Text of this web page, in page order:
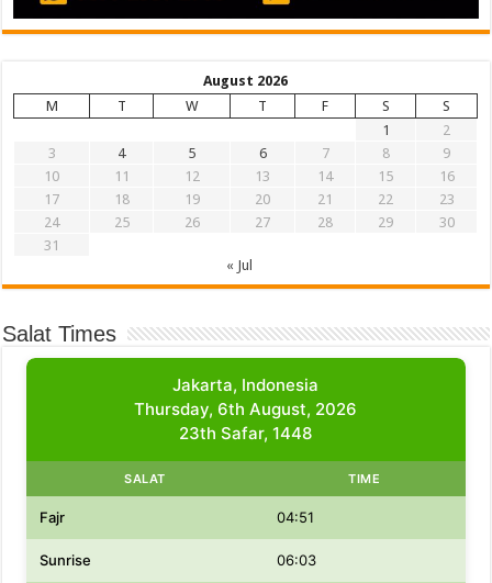
August 2026
M
T W T F S
S
1
2
3
4 5 6 7 8
9
10
11 12 13 14 15
16
17
18 19 20 21 22
23
24
25 26 27 28 29
30
31
« Jul
Salat Times
Jakarta, Indonesia
Thursday, 6th August, 2026
23th Safar, 1448
SALAT TIME
Fajr 04:51
Sunrise 06:03